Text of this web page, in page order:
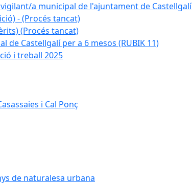
a municipal de l'ajuntament de Castellgalí
- (Procés tancat)
(Procés tancat)
Castellgalí per a 6 mesos (RUBIK 11)
i treball 2025
i Cal Ponç
de naturalesa urbana